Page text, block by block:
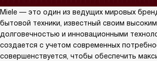
Miele — это один из ведущих мировых
бытовой техники, известный своим высоким
долговечностью и инновационными
создается с учетом современных
совершенствуется, чтобы обеспечить